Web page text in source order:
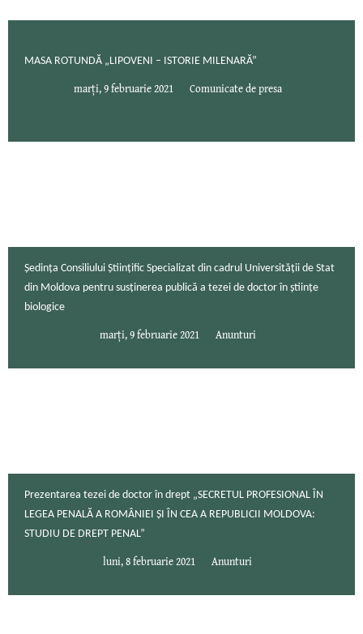
MASA ROTUNDĂ „LIPOVENI – ISTORIE MILENARĂ”
marți, 9 februarie 2021 Comunicate de presa
Şedinţa Consiliului Ştiinţific Specializat din cadrul Universităţii de Stat
din Moldova pentru susţinerea publică a tezei de doctor în științe
biologice
marți, 9 februarie 2021 Anunturi
Prezentarea tezei de doctor în drept „SECRETUL PROFESIONAL ÎN
LEGEA PENALĂ A ROMÂNIEI ȘI ÎN CEA A REPUBLICII MOLDOVA:
STUDIU DE DREPT PENAL”
luni, 8 februarie 2021 Anunturi